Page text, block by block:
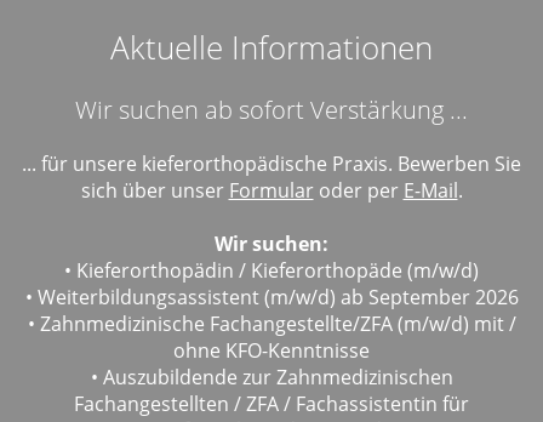
Aktuelle Informationen
Wir suchen ab sofort Verstärkung ...
... für unsere kieferorthopädische Praxis. Bewerben Sie
sich über unser Formularoder per E-Mail.
Wir suchen:
• Kieferorthopädin / Kieferorthopäde (m/w/d)
• Weiterbildungsassistent (m/w/d) ab September 2026
• Zahnmedizinische Fachangestellte/ZFA (m/w/d) mit /
ohne KFO-Kenntnisse
• Auszubildende zur Zahnmedizinischen
Fachangestellten / ZFA / Fachassistentin für